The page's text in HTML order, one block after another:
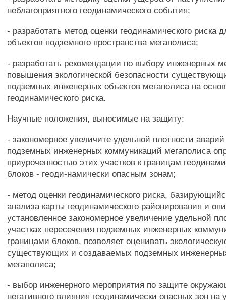
неблагоприятного геодинамического события;
- разработать метод оценки геодинамического риска
объектов подземного пространства мегаполиса;
- разработать рекомендации по выбору инженерных
повышения экологической безопасности
подземных инженерных объектов мегаполиса на
геодинамического риска.
Научные положения, выносимые на защиту:
- закономерное увеличите удельной плотности
подземных инженерных коммуникаций мегаполиса
приуроченностью этих участков к границам
блоков - геоди-намически опасным зонам;
- метод оценки геодинамического риска,
анализа карты геодинамического районирования и
установленное закономерное увеличение удельной
участках пересечения подземных инженерных
границами блоков, позволяет оценивать
существующих и создаваемых подземных
мегаполиса;
- выбор инженерного мероприятия по защите
негативного влияния геодинамически опасных зон на